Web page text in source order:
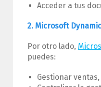
Acceder a tus
2. Microsoft
Por otro lado,
puedes:
Gestionar